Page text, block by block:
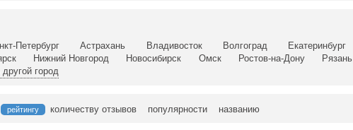
Петербург Астрахань Владивосток Волгоград Екатеринбург
Нижний Новгород Новосибирск Омск Ростов-на-Дону Рязань
город
рейтингу количеству отзывов популярности названию